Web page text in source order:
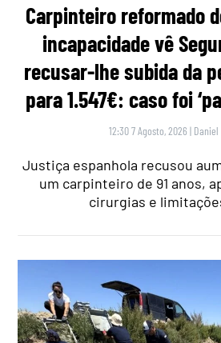
Carpinteiro reformado
incapacidade vê
recusar-lhe subida da
para 1.547€: caso foi
12:30 7 Agosto, 2026 |
Justiça espanhola recusou
um carpinteiro de 91 anos,
cirurgias e